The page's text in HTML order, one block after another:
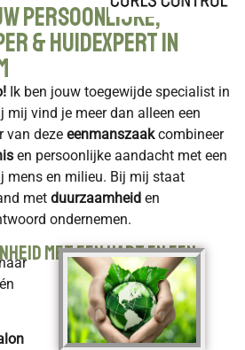
Persoonlijke,
& Huidexpert in
Ik ben jouw toegewijde specialist in
mij vind je meer dan alleen een
van deze eenmanszaakcombineer
en persoonlijke aandacht met een
mens en milieu. Bij mij staat
met duurzaamheid en
ondernemen.
met een Hart en een